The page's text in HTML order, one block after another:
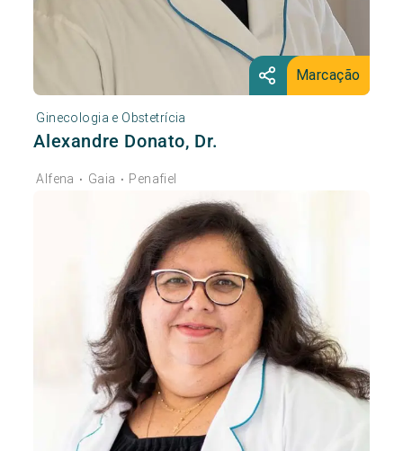
Marcação
Ginecologia e Obstetrícia
Alexandre Donato, Dr.
Alfena • Gaia • Penafiel